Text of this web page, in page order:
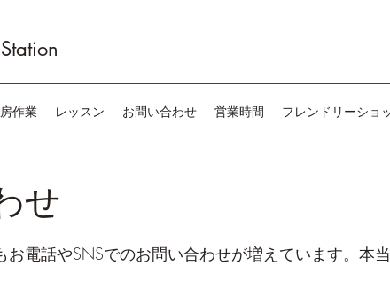
作業 レッスン お問い合わせ 営業時間 フレンドリーショ
せ
電話やSNSでのお問い合わせが増えています。本当